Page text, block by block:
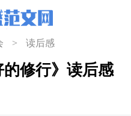
> 读后感
的修行》读后感